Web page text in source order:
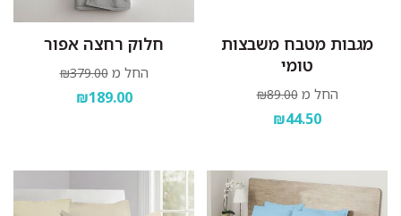
מגבות מטבח משבצות
טומי
החל מ ₪89.00
₪44.50
חלוק רחצה אפור
החל מ ₪379.00
₪189.00